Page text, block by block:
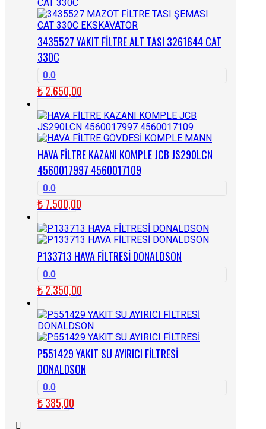
3435527 YAKIT FİLTRE ALT TASI 3261644 CAT
330C
0.0
₺2.650,00
HAVA FİLTRE KAZANI KOMPLE JCB JS290LCN
4560017997 4560017109
0.0
₺7.500,00
P133713 HAVA FİLTRESİ DONALDSON
0.0
₺2.350,00
P551429 YAKIT SU AYIRICI FİLTRESİ
DONALDSON
0.0
₺385,00